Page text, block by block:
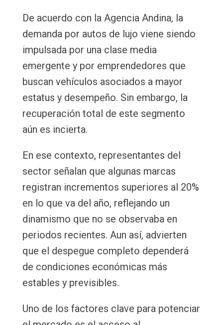
De acuerdo con la Agencia Andina, la
demanda por autos de lujo viene siendo
impulsada por una clase media
emergente y por emprendedores que
buscan vehículos asociados a mayor
estatus y desempeño. Sin embargo, la
recuperación total de este segmento
aún es incierta.
En ese contexto, representantes del
sector señalan que algunas marcas
registran incrementos superiores al 20%
en lo que va del año, reflejando un
dinamismo que no se observaba en
periodos recientes. Aun así, advierten
que el despegue completo dependerá
de condiciones económicas más
estables y previsibles.
Uno de los factores clave para potenciar